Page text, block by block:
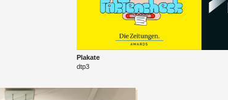
Pla­ka­te
dtp3